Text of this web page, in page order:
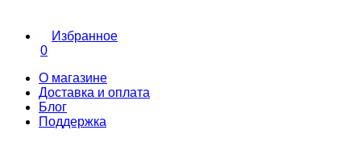
Избранное
0
О магазине
Доставка и оплата
Блог
Поддержка